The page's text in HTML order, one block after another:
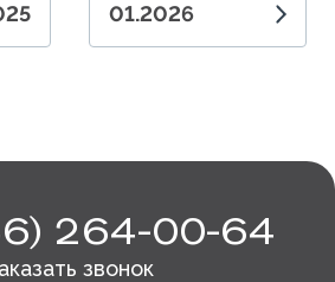
01.2026
264-00-64
звонок